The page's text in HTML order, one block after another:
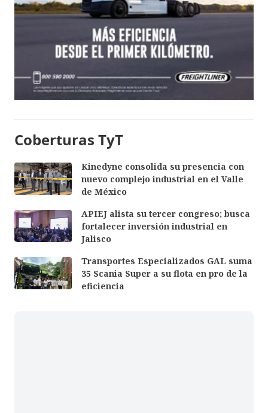
Coberturas TyT
Kinedyne consolida su presencia con
nuevo complejo industrial en el Valle
de México
APIEJ alista su tercer congreso; busca
fortalecer inversión industrial en
Jalisco
Transportes Especializados GAL suma
35 Scania Super a su flota en pro de la
eficiencia